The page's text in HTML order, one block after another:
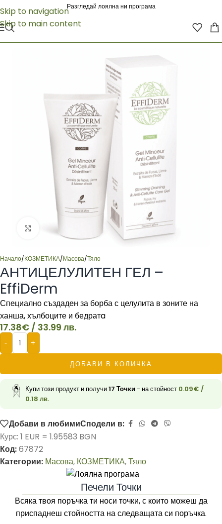
Skip to navigation
Skip to main content
Разгледай лоялна ни програма
Click to enlarge
Начало/КОЗМЕТИКА/Масова/Тяло
АНТИЦЕЛУЛИТЕН ГЕЛ –
EffiDerm
Специално създаден за борба с целулита в зоните на
ханша, хълбоците и бедратa
17.38€ / 33.99 лв.
- +
ДОБАВИ В КОЛИЧКА
Купи този продукт и получи17 Точки- на стойност 0.09€ /
0.18 лв.
Добави в любимиСподели в:
Курс: 1 EUR = 1.95583 BGN
Код:67872
Категории: Масова, КОЗМЕТИКА,Тяло
Печели Точки
Всяка твоя поръчка ти носи точки, с които можеш да
приспаднеш стойността на следващата си поръчка.